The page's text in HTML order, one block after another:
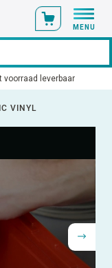
MENU
leverbaar
VINYL